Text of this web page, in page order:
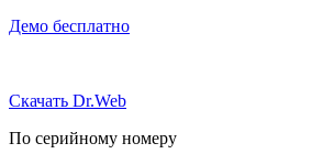
Демо бесплатно
Скачать Dr.Web
По серийному номеру